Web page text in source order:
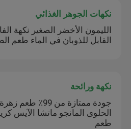
نكهات الجوهر الغذائي
الليمون الأخضر الصغير نكهة
القابل للذوبان في الماء طعم
نكهة ورائحة
جودة ممتازة من
الحلوى المانجو ماتشا الآيس
طعم